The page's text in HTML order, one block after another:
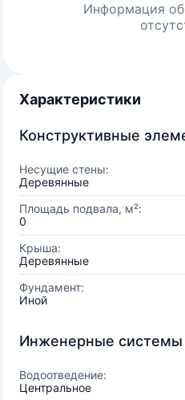
Информация об
Характеристики
Конструктивные
Несущие стены:
Деревянные
Площадь подвала, м²:
0
Крыша:
Деревянные
Фундамент:
Иной
Инженерные системы
Водоотведение:
Центральное